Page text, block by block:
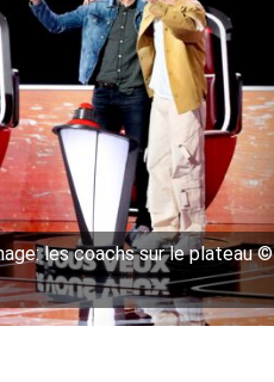
les coachs sur le plateau ©